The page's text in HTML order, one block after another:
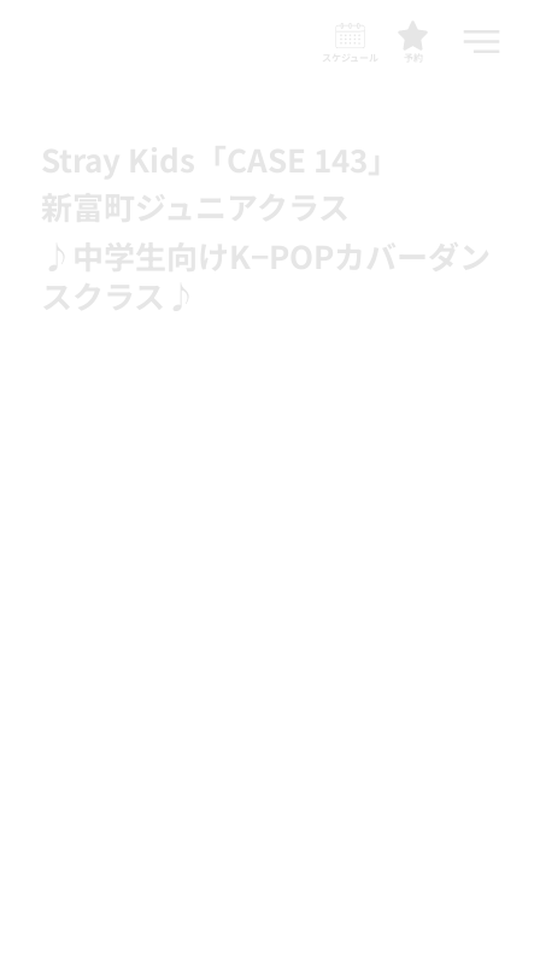
予約
スケジュール
Stray Kids「CASE 143」
新富町ジュニアクラス
♪中学生向けK−POPカバーダン
スクラス♪